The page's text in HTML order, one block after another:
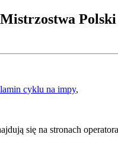
Polski
cyklu na impy,
się na stronach